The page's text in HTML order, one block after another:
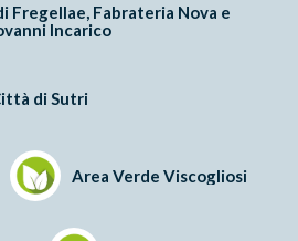
Fregellae, Fabrateria Nova e
Incarico
di Sutri
Area Verde Viscogliosi